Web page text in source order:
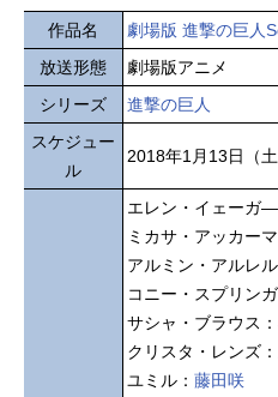
作品名
劇場版 進撃の巨人
放送形態
劇場版アニメ
シリーズ
進撃の巨人
スケジュー
ル
2018年1月13日（土
エレン・イェーガ―
ミカサ・アッカーマ
アルミン・アルレル
コニー・スプリンガ
サシャ・ブラウス：
クリスタ・レンズ：
ユミル： 藤田咲